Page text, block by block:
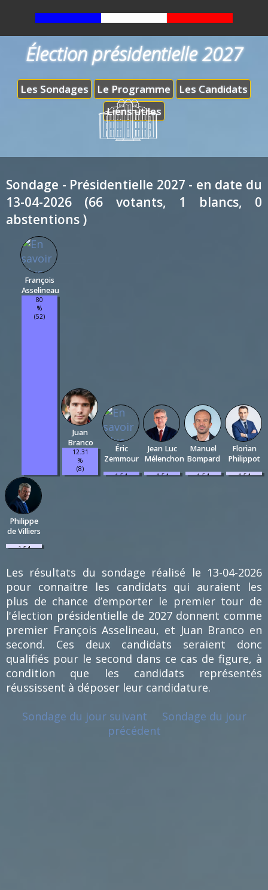
Les Sondages Le Programme
Les Candidats
Liens utiles
Élection présidentielle 2027
Sondage - Présidentielle 2027 - en date du
13-04-2026 (66 votants, 1 blancs, 0
abstentions )
François
Asselineau
80
%
(52)
Juan
Branco
12.31
%
(8)
Éric
Zemmour
1.54
Jean Luc
Mélenchon
1.54
Manuel
Bompard
1.54
Florian
Philippot
1.54
Philippe
de Villiers
1.54
Les résultats du sondage réalisé le 13-04-2026
pour connaitre les candidats qui auraient les
plus de chance d’emporter le premier tour de
l'élection présidentielle de 2027 donnent comme
premier François Asselineau, et Juan Branco en
second. Ces deux candidats seraient donc
qualifiés pour le second dans ce cas de figure, à
condition que les candidats représentés
réussissent à déposer leur candidature.
Sondage du jour suivant
Sondage du jour
précédent